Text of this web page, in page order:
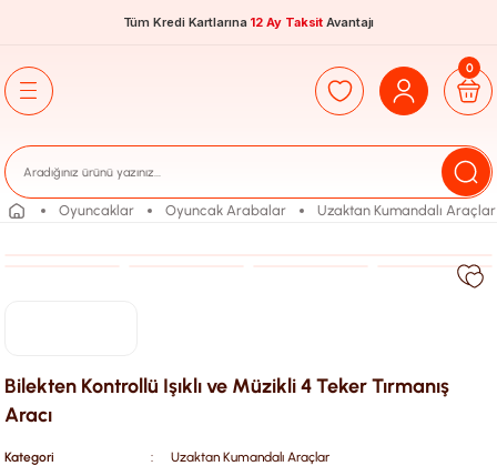
Tüm Kredi Kartlarına 12 Ay Taksit Avantajı
0
Oyuncaklar Oyuncak Arabalar Uzaktan Kumandalı Araçlar
Bilekten Kontrollü Işıklı ve Müzikli 4 Teker Tırmanış
Aracı
Kategori
Uzaktan Kumandalı Araçlar